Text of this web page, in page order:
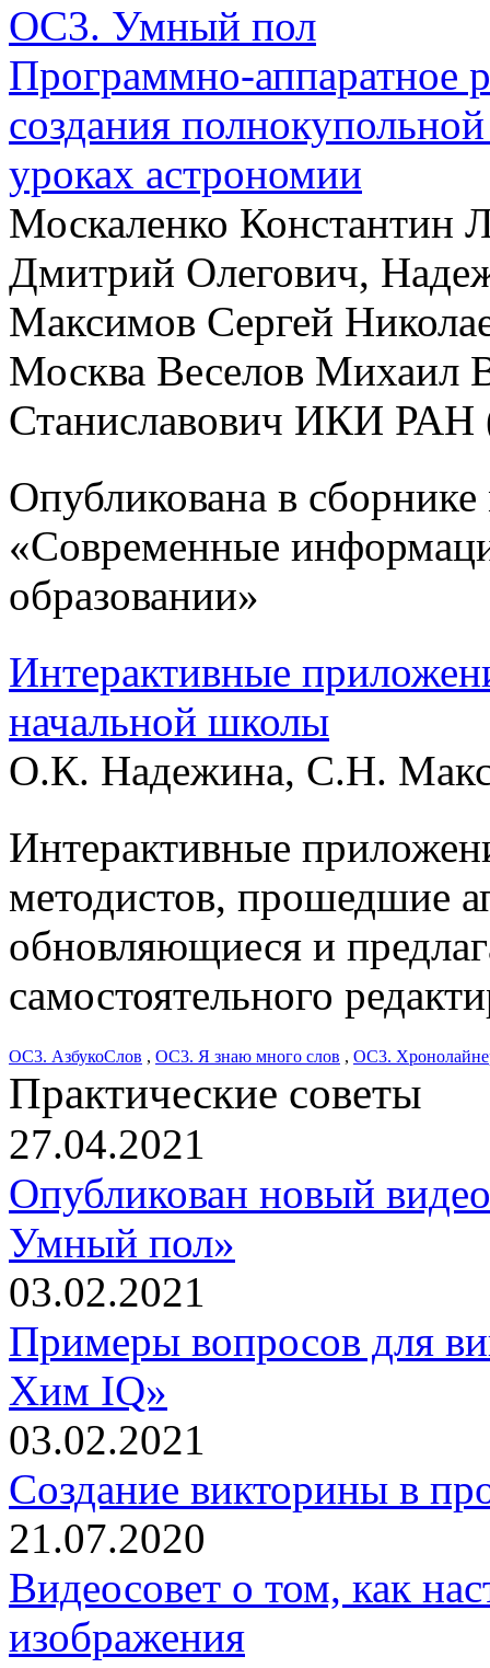
ОС3. Умный пол
Программно-аппаратное
создания
уроках астрономии
Москаленко Константин
Дмитрий Олегович,
Максимов Сергей
Москва Веселов Михаил
Станиславович ИКИ РАН
Опубликована в
«Современные
образовании»
Интерактивные
начальной школы
О.К. Надежина, С.Н.
Интерактивные
методистов, прошедшие
обновляющиеся и
самостоятельного
ОС3. АзбукоСлов , ОС3. Я знаю много слов , ОС3.
Практические советы
27.04.2021
Опубликован новый
Умный пол»
03.02.2021
Примеры вопросов для
Хим IQ»
03.02.2021
Создание викторины в
21.07.2020
Видеосовет о том, как
изображения